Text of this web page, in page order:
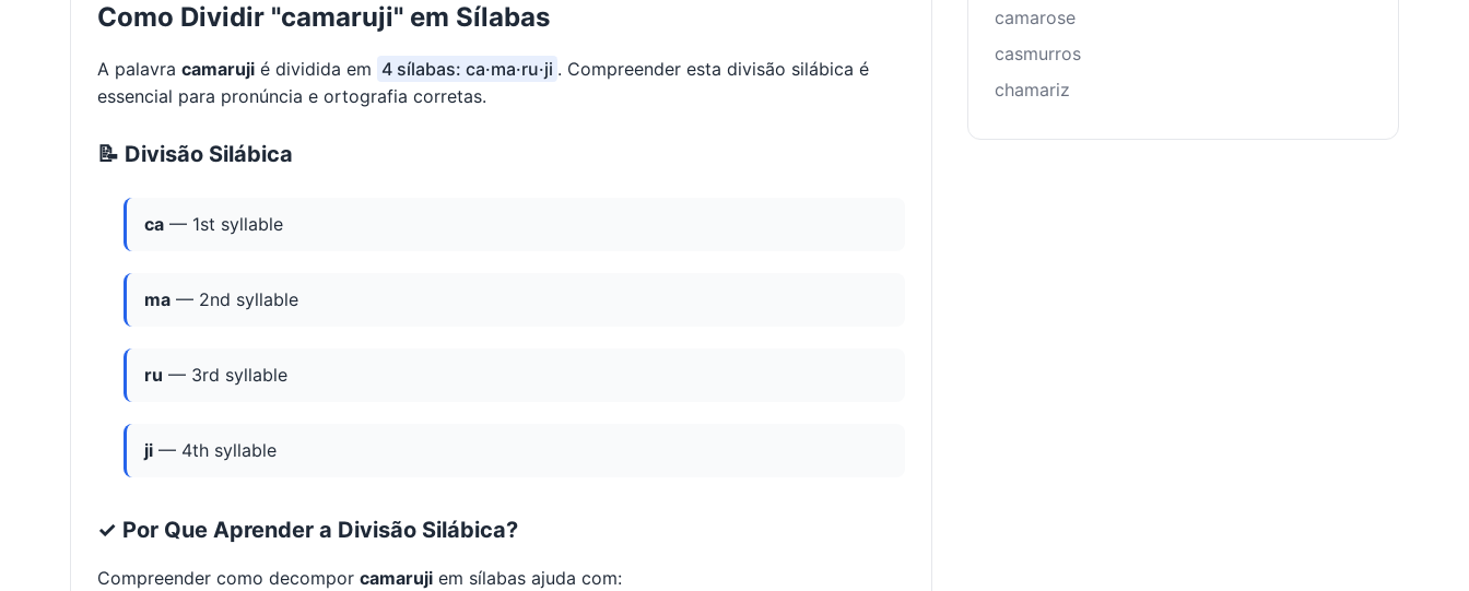
Como Dividir "camaruji" em Sílabas
A palavra camaruji é dividida em 4 sílabas: ca·ma·ru·ji . Compreender esta divisão silábica é
essencial para pronúncia e ortografia corretas.
📝 Divisão Silábica
ca — 1st syllable
ma — 2nd syllable
ru — 3rd syllable
ji — 4th syllable
✓ Por Que Aprender a Divisão Silábica?
Compreender como decompor camaruji em sílabas ajuda com:
camarose
casmurros
chamariz